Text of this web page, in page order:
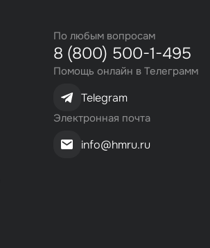
По любым вопросам
8 (800) 500-1-495
Помощь онлайн в Телеграмм
Telegram
Электронная почта
info@hmru.ru